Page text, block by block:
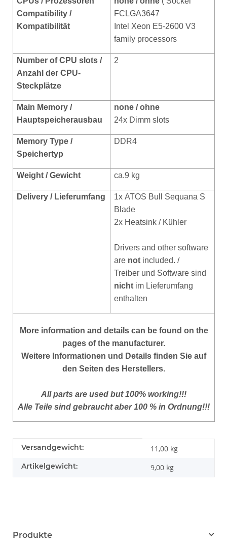
Compatibility /
Kompatibilität
FCLGA3647
Intel Xeon E5-2600 V3
family processors
Number of CPU slots /
Anzahl der CPU-
Steckplätze
2
Main Memory /
Hauptspeicherausbau
none / ohne
24x Dimm slots
Memory Type /
Speichertyp
DDR4
Weight / Gewicht ca.9 kg
Delivery / Lieferumfang 1x ATOS Bull Sequana S
Blade
2x Heatsink / Kühler
Drivers and other software
are not included. /
Treiber und Software sind
nicht im Lieferumfang
enthalten
More information and details can be found on the
pages of the manufacturer.
Weitere Informationen und Details finden Sie auf
den Seiten des Herstellers.
All parts are used but 100% working!!!
Alle Teile sind gebraucht aber 100 % in Ordnung!!!
Produkteigenschaft
Wert
Versandgewicht: 11,00 kg
Artikelgewicht: 9,00 kg
Produkte